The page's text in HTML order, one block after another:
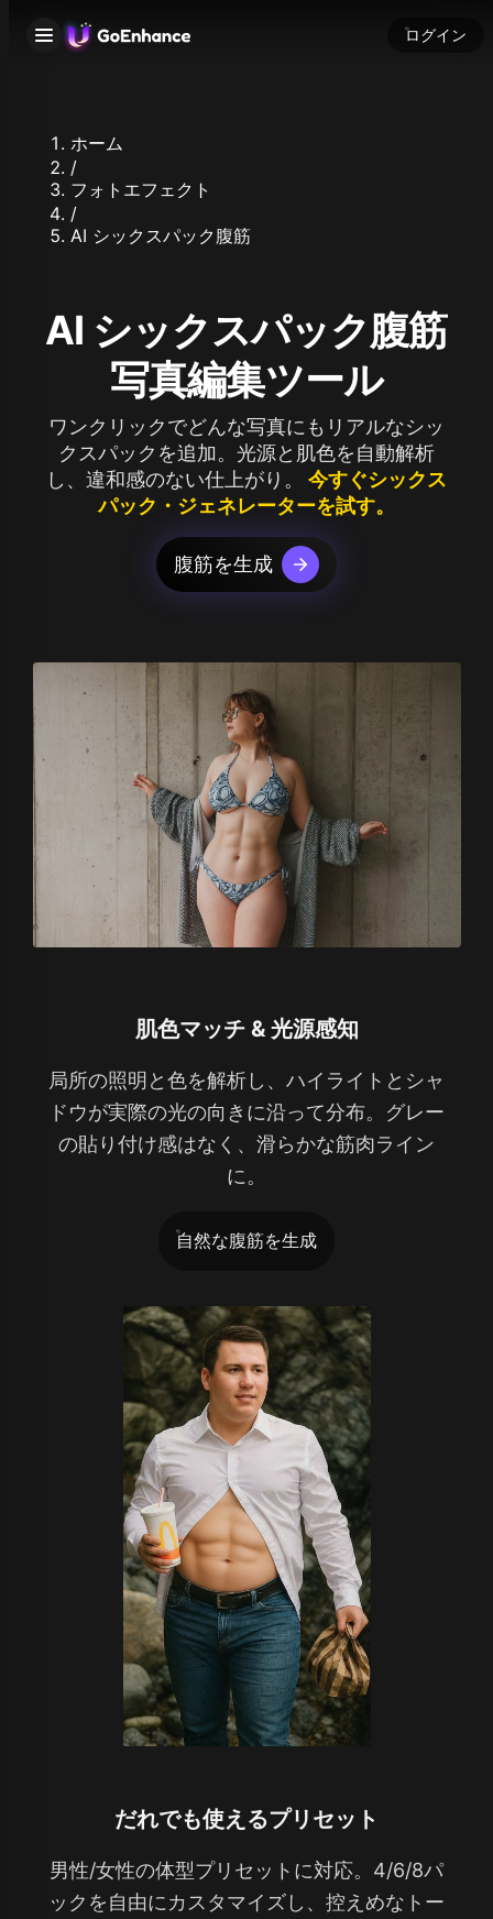
ログイン
ホーム
/
フォトエフェクト
/
AI シックスパック腹筋
AI シックスパック腹筋
写真編集ツール
ワンクリックでどんな写真にもリアルなシッ
クスパックを追加。光源と肌色を自動解析
し、違和感のない仕上がり。
今すぐシックス
パック・ジェネレーターを試す。
腹筋を生成
肌色マッチ & 光源感知
局所の照明と色を解析し、ハイライトとシャ
ドウが実際の光の向きに沿って分布。グレー
の貼り付け感はなく、滑らかな筋肉ライン
に。
自然な腹筋を生成
だれでも使えるプリセット
男性/女性の体型プリセットに対応。4/6/8パ
ックを自由にカスタマイズし、控えめなトー